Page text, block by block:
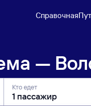
Справочная
—
Кто едет